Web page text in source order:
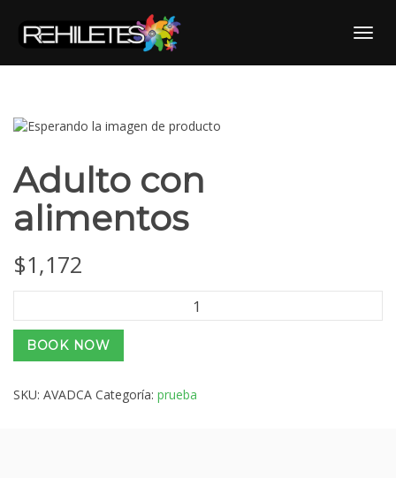
content
Adulto con
alimentos
$1,172
con
alimentos
cantidad
BOOK NOW
SKU: AVADCA Categoría: prueba